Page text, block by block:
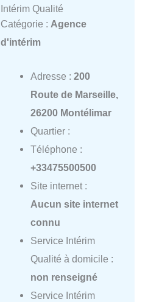
Intérim Qualité
Catégorie : Agence
d'intérim
Adresse : 200
Route de Marseille,
26200 Montélimar
Quartier :
Téléphone :
+33475500500
Site internet :
Aucun site internet
connu
Service Intérim
Qualité à domicile :
non renseigné
Service Intérim